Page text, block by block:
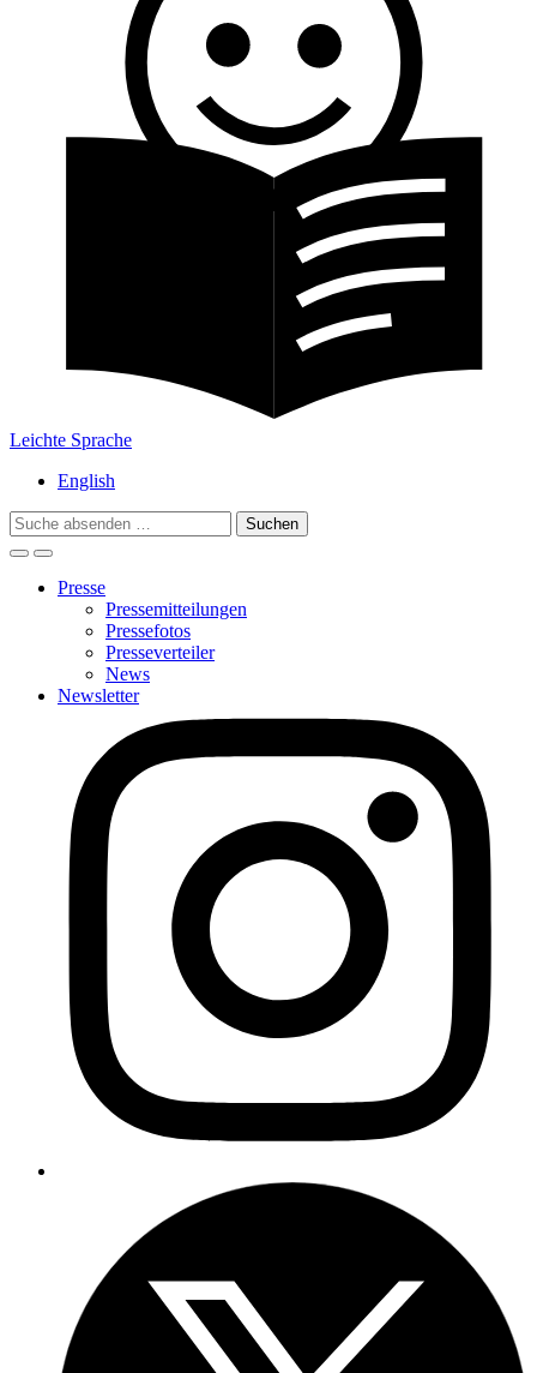
Leichte Sprache
English
Search
for:
Presse
Pressemitteilungen
Pressefotos
Presseverteiler
News
Newsletter